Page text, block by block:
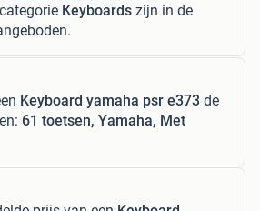
Keyboards zijn in de
Keyboard yamaha psr e373 de
61 toetsen, Yamaha, Met